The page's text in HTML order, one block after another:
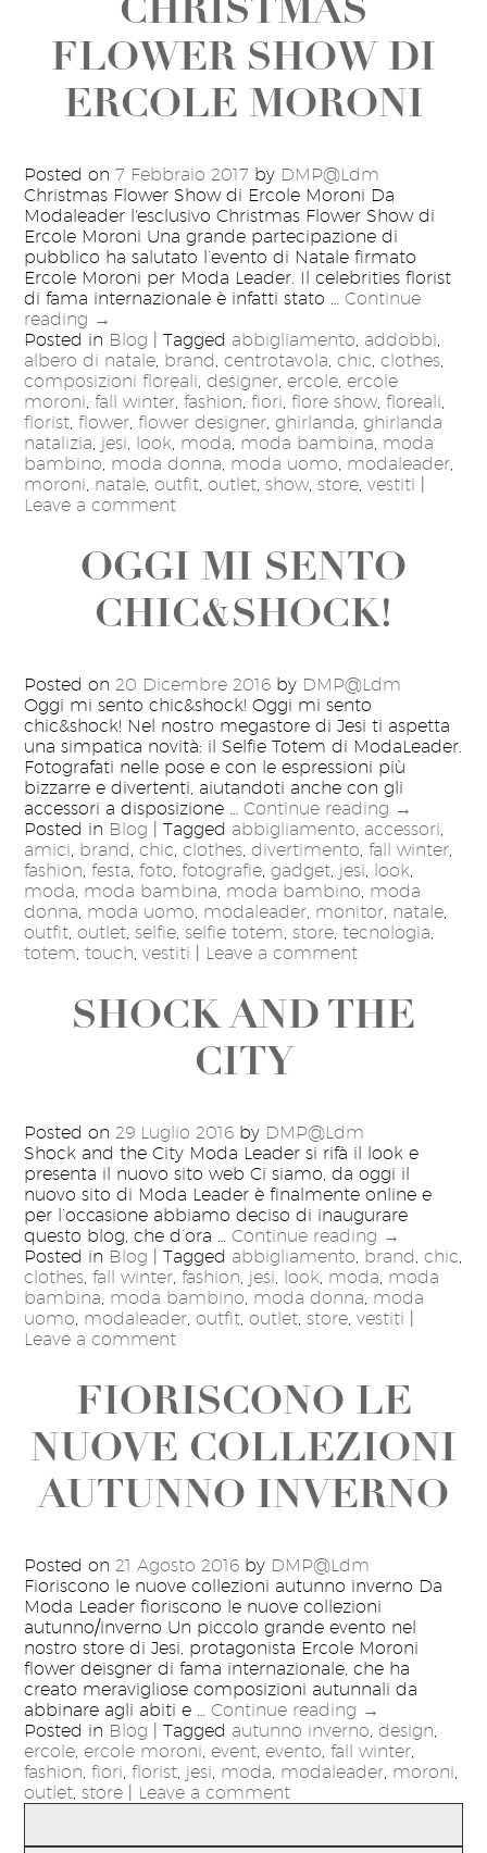
CHRISTMAS
FLOWER SHOW DI
ERCOLE MORONI
Posted on 7 Febbraio 2017 by DMP@Ldm
Christmas Flower Show di Ercole Moroni Da
Modaleader l'esclusivo Christmas Flower Show di
Ercole Moroni Una grande partecipazione di
pubblico ha salutato l’evento di Natale firmato
Ercole Moroni per Moda Leader. Il celebrities florist
di fama internazionale è infatti stato …Continue
reading →
Posted in Blog Tagged abbigliamento, addobbi,
albero di natale, brand,centrotavola,chic,clothes,
composizioni floreali,designer,ercole,ercole
moroni,fall winter,fashion,fiori,flore show,floreali,
florist,flower,flower designer,ghirlanda,ghirlanda
natalizia, jesi, look, moda, moda bambina, moda
bambino, moda donna, moda uomo, modaleader,
moroni, natale,outfit,outlet,show,store,vestiti
Leave a comment
OGGI MI SENTO
CHIC&SHOCK!
Posted on 20 Dicembre 2016 by DMP@Ldm
Oggi mi sento chic&shock! Oggi mi sento
chic&shock! Nel nostro megastore di Jesi ti aspetta
una simpatica novità: il Selfie Totem di ModaLeader.
Fotografati nelle pose e con le espressioni più
bizzarre e divertenti, aiutandoti anche con gli
accessori a disposizione …Continue reading →
Posted in Blog Tagged abbigliamento, accessori,
amici, brand,chic,clothes,divertimento,fall winter,
fashion,festa,foto,fotografie,gadget, jesi, look,
moda, moda bambina, moda bambino, moda
donna, moda uomo, modaleader, monitor, natale,
outfit,outlet,selfie,selfie totem,store,tecnologia,
totem,touch,vestiti Leave a comment
SHOCK AND THE
CITY
Posted on 29 Luglio 2016 by DMP@Ldm
Shock and the City Moda Leader si rifà il look e
presenta il nuovo sito web Ci siamo, da oggi il
nuovo sito di Moda Leader è finalmente online e
per l’occasione abbiamo deciso di inaugurare
questo blog, che d’ora …Continue reading →
Posted in Blog Tagged abbigliamento, brand,chic,
clothes,fall winter,fashion, jesi, look, moda, moda
bambina, moda bambino, moda donna, moda
uomo, modaleader,outfit,outlet,store,vestiti
Leave a comment
FIORISCONO LE
NUOVE COLLEZIONI
AUTUNNO INVERNO
Posted on 21 Agosto 2016 by DMP@Ldm
Fioriscono le nuove collezioni autunno inverno Da
Moda Leader fioriscono le nuove collezioni
autunno/inverno Un piccolo grande evento nel
nostro store di Jesi, protagonista Ercole Moroni
flower deisgner di fama internazionale, che ha
creato meravigliose composizioni autunnali da
abbinare agli abiti e …Continue reading →
Posted in Blog Tagged autunno inverno,design,
ercole,ercole moroni,event,evento,fall winter,
fashion,fiori,florist, jesi, moda, modaleader, moroni,
outlet,store Leave a comment